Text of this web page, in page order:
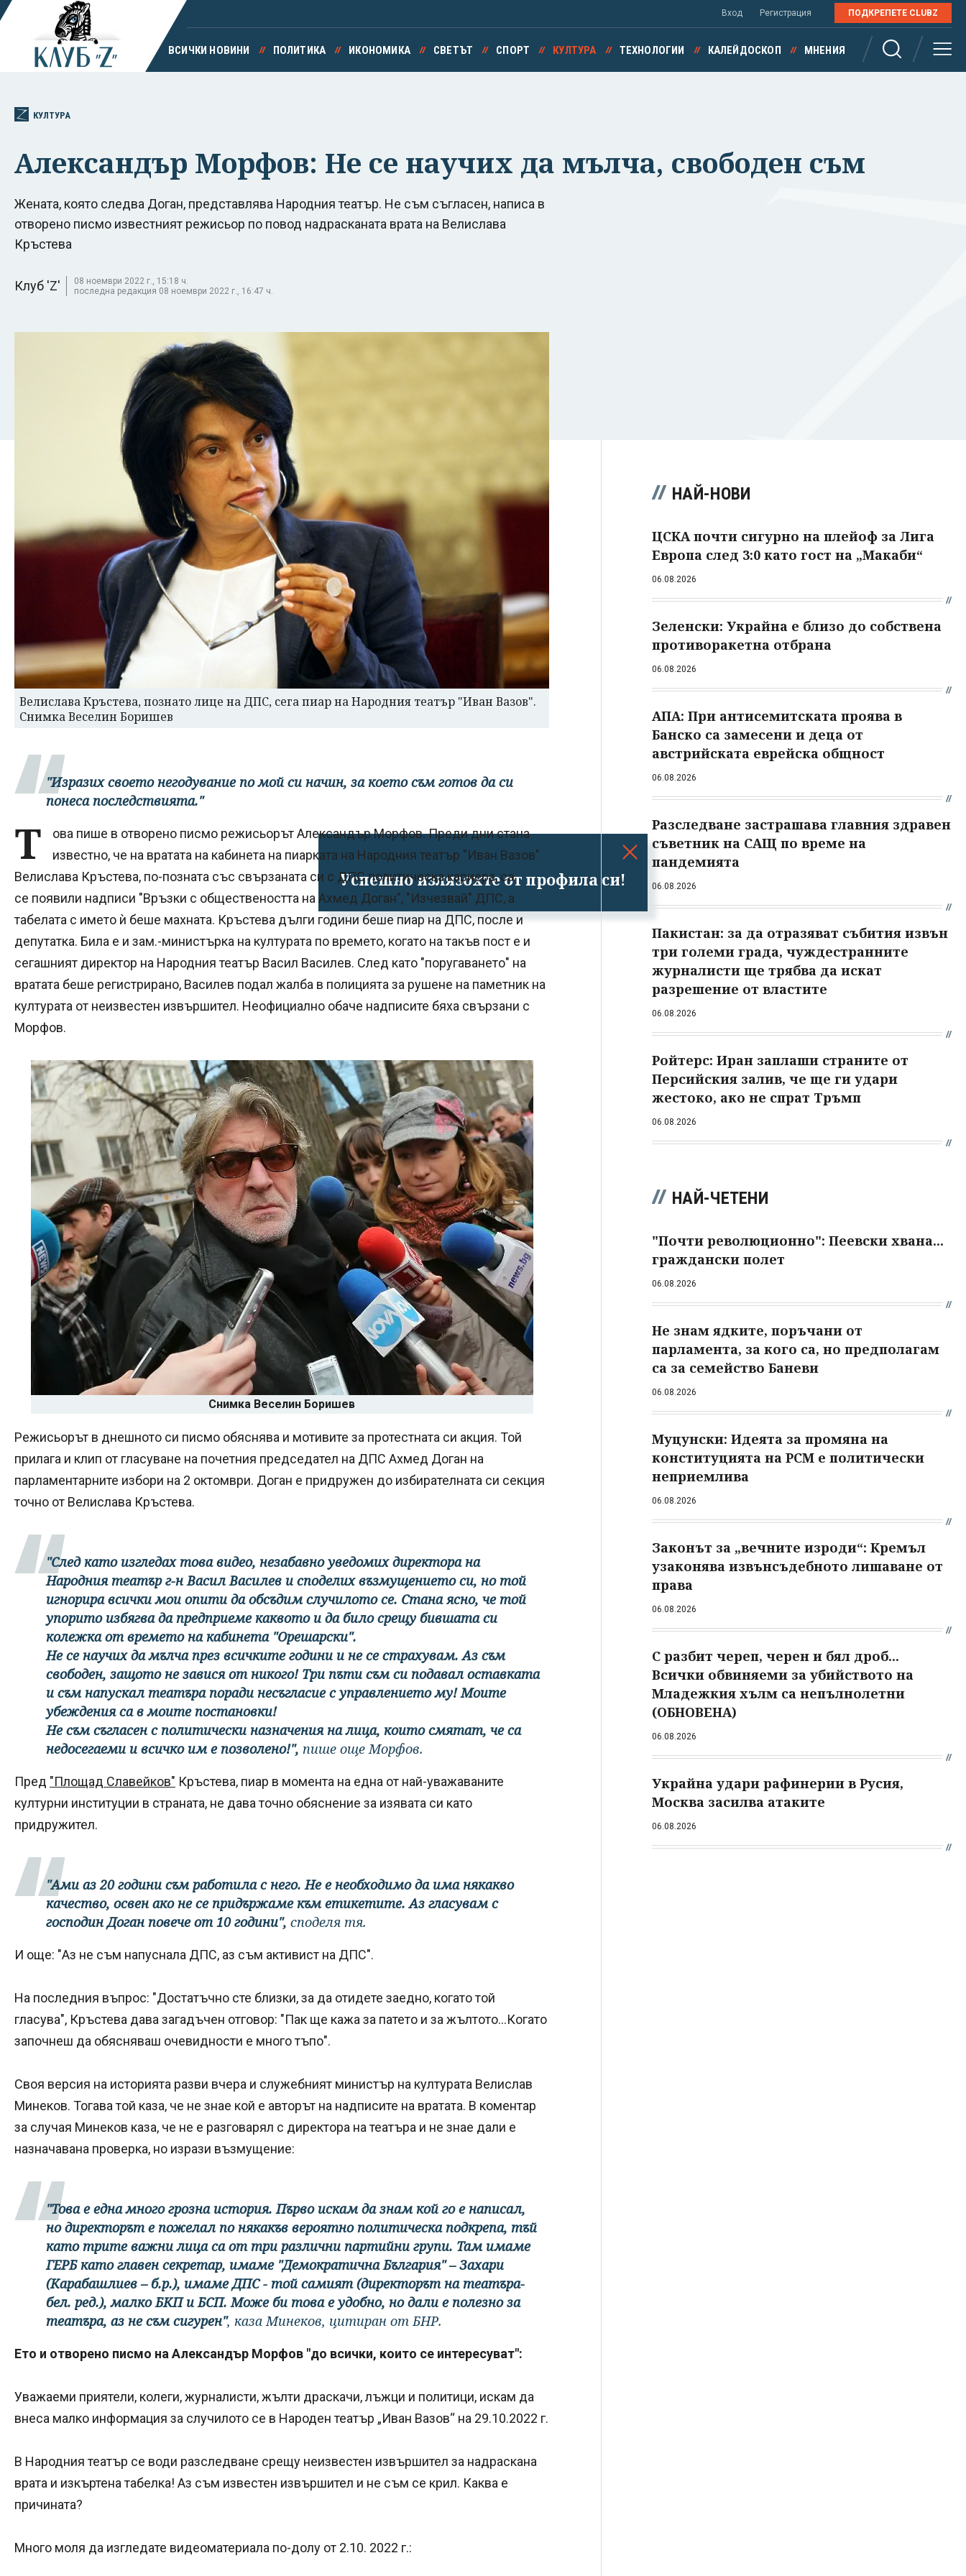
Успешно излязохте от профила си!
Вход Регистрация ПОДКРЕПЕТЕ CLUBZ
ВСИЧКИ НОВИНИ ПОЛИТИКА ИКОНОМИКА СВЕТЪТ СПОРТ КУЛТУРА ТЕХНОЛОГИИ КАЛЕЙДОСКОП МНЕНИЯ
КУЛТУРА
Александър Морфов: Не се научих да мълча, свободен съм
Жената, която следва Доган, представлява Народния театър. Не съм съгласен, написа в
отворено писмо известният режисьор по повод надрасканата врата на Велислава
Кръстева
Клуб 'Z'
08 ноември 2022 г., 15:18 ч.
последна редакция 08 ноември 2022 г., 16:47 ч.
Велислава Кръстева, познато лице на ДПС, сега пиар на Народния театър "Иван Вазов".
Снимка Веселин Боришев
"Изразих своето негодувание по мой си начин, за което съм готов да си
понеса последствията."
Т
ова пише в отворено писмо режисьорът Александър Морфов. Преди дни стана
известно, че на вратата на кабинета на пиарката на Народния театър "Иван Вазов"
Велислава Кръстева, по-позната със свързаната си с ДПС политическа кариера, са
се появили надписи "Връзки с обществеността на Ахмед Доган", "Изчезвай" ДПС, а
табелата с името ѝ беше махната. Кръстева дълги години беше пиар на ДПС, после и
депутатка. Била е и зам.-министърка на културата по времето, когато на такъв пост е и
сегашният директор на Народния театър Васил Василев. След като "поругаването" на
вратата беше регистрирано, Василев подал жалба в полицията за рушене на паметник на
културата от неизвестен извършител. Неофициално обаче надписите бяха свързани с
Морфов.
Снимка Веселин Боришев
Режисьорът в днешното си писмо обяснява и мотивите за протестната си акция. Той
прилага и клип от гласуване на почетния председател на ДПС Ахмед Доган на
парламентарните избори на 2 октомври. Доган е придружен до избирателната си секция
точно от Велислава Кръстева.
"След като изгледах това видео, незабавно уведомих директора на
Народния театър г-н Васил Василев и споделих възмущението си, но той
игнорира всички мои опити да обсъдим случилото се. Стана ясно, че той
упорито избягва да предприеме каквото и да било срещу бившата си
колежка от времето на кабинета "Орешарски".
Не се научих да мълча през всичките години и не се страхувам. Аз съм
свободен, защото не завися от никого! Три пъти съм си подавал оставката
и съм напускал театъра поради несъгласие с управлението му! Моите
убеждения са в моите постановки!
Не съм съгласен с политически назначения на лица, които смятат, че са
недосегаеми и всичко им е позволено!", пише още Морфов.
Пред "Площад Славейков" Кръстева, пиар в момента на една от най-уважаваните
културни институции в страната, не дава точно обяснение за изявата си като
придружител.
"Ами аз 20 години съм работила с него. Не е необходимо да има някакво
качество, освен ако не се придържаме към етикетите. Аз гласувам с
господин Доган повече от 10 години", споделя тя.
И още: "Аз не съм напуснала ДПС, аз съм активист на ДПС".
На последния въпрос: "Достатъчно сте близки, за да отидете заедно, когато той
гласува", Кръстева дава загадъчен отговор: "Пак ще кажа за патето и за жълтото...Когато
започнеш да обясняваш очевидности е много тъпо".
Своя версия на историята разви вчера и служебният министър на културата Велислав
Минеков. Тогава той каза, че не знае кой е авторът на надписите на вратата. В коментар
за случая Минеков каза, че не е разговарял с директора на театъра и не знае дали е
назначавана проверка, но изрази възмущение:
"Това е една много грозна история. Първо искам да знам кой го е написал,
но директорът е пожелал по някакъв вероятно политическа подкрепа, тъй
като трите важни лица са от три различни партийни групи. Там имаме
ГЕРБ като главен секретар, имаме "Демократична България" – Захари
(Карабашлиев – б.р.), имаме ДПС - той самият (директорът на театъра-
бел. ред.), малко БКП и БСП. Може би това е удобно, но дали е полезно за
театъра, аз не съм сигурен", каза Минеков, цитиран от БНР.
Ето и отворено писмо на Александър Морфов "до всички, които се интересуват":
Уважаеми приятели, колеги, журналисти, жълти драскачи, лъжци и политици, искам да
внеса малко информация за случилото се в Народен театър „Иван Вазов“ на 29.10.2022 г.
В Народния театър се води разследване срещу неизвестен извършител за надраскана
врата и изкъртена табелка! Аз съм известен извършител и не съм се крил. Каква е
причината?
Много моля да изгледате видеоматериала по-долу от 2.10. 2022 г.:
НАЙ-НОВИ
ЦСКА почти сигурно на плейоф за Лига
Европа след 3:0 като гост на „Макаби“
06.08.2026
Зеленски: Украйна е близо до собствена
противоракетна отбрана
06.08.2026
АПА: При антисемитската проява в
Банско са замесени и деца от
австрийската еврейска общност
06.08.2026
Разследване застрашава главния здравен
съветник на САЩ по време на
пандемията
06.08.2026
Пакистан: за да отразяват събития извън
три големи града, чуждестранните
журналисти ще трябва да искат
разрешение от властите
06.08.2026
Ройтерс: Иран заплаши страните от
Персийския залив, че ще ги удари
жестоко, ако не спрат Тръмп
06.08.2026
НАЙ-ЧЕТЕНИ
"Почти революционно": Пеевски хвана...
граждански полет
06.08.2026
Не знам ядките, поръчани от
парламента, за кого са, но предполагам
са за семейство Баневи
06.08.2026
Муцунски: Идеята за промяна на
конституцията на РСМ е политически
неприемлива
06.08.2026
Законът за „вечните изроди“: Кремъл
узаконява извънсъдебното лишаване от
права
06.08.2026
С разбит череп, черен и бял дроб...
Всички обвиняеми за убийството на
Младежкия хълм са непълнолетни
(ОБНОВЕНА)
06.08.2026
Украйна удари рафинерии в Русия,
Москва засилва атаките
06.08.2026